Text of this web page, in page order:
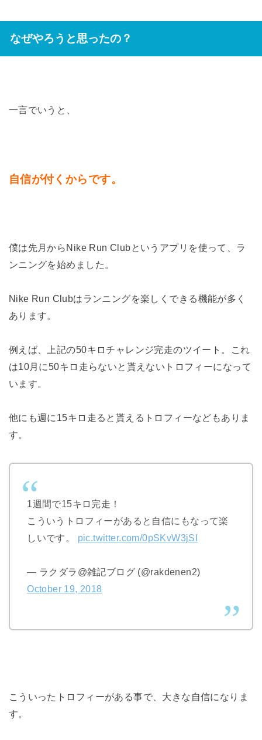
なぜやろうと思ったの？
一言でいうと、
自信が付くからです。
僕は先月からNike Run Clubというアプリを使って、ラ
ンニングを始めました。
Nike Run Clubはランニングを楽しくできる機能が多く
あります。
例えば、上記の50キロチャレンジ完走のツイート。これ
は10月に50キロ走らないと貰えないトロフィーになって
います。
他にも週に15キロ走ると貰えるトロフィーなどもありま
す。
1週間で15キロ完走！
こういうトロフィーがあると自信にもなって楽
しいです。 pic.twitter.com/0pSKvW3jSI
— ラクダラ@雑記ブログ (@rakdenen2)
October 19, 2018
こういったトロフィーがある事で、大きな自信になりま
す。